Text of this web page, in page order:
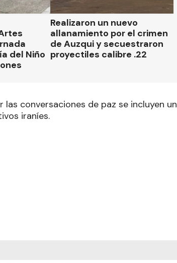
del Niño
Realizaron un nuevo
allanamiento por el crimen
de Auzqui y secuestraron
proyectiles calibre .22
conversaciones de paz se incluyen un
iraníes.